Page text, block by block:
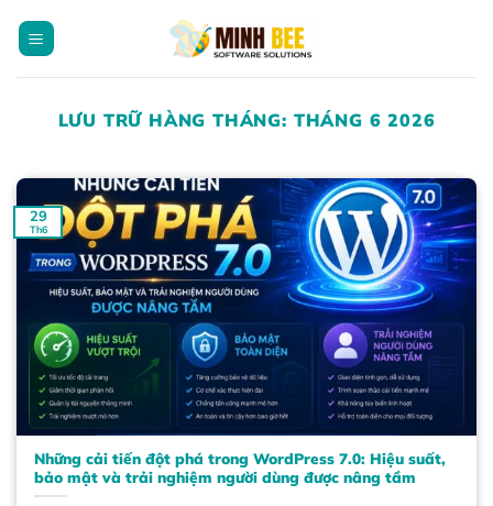
qua
LƯU TRỮ HÀNG THÁNG: THÁNG 6 2026
Những cải tiến đột phá trong WordPress 7.0: Hiệu suất,
bảo mật và trải nghiệm người dùng được nâng tầm
29
Th6